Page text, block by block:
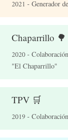
2021 - Generador
Chaparrillo 🌳
2020 -
"El Chaparrillo"
TPV 🛒
2019 -